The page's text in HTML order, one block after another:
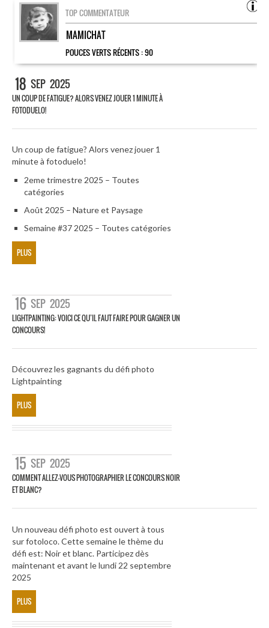
TOP COMMENTATEUR
MAMICHAT
POUCES VERTS RÉCENTS :90
18 SEP 2025
UN COUP DE FATIGUE? ALORS VENEZ JOUER 1 MINUTE À
FOTODUELO!
Un coup de fatigue? Alors venez jouer 1
minute à fotoduelo!
2eme trimestre 2025 – Toutes
catégories
Août 2025 – Nature et Paysage
Semaine #37 2025 – Toutes catégories
PLUS
16 SEP 2025
LIGHTPAINTING: VOICI CE QU’IL FAUT FAIRE POUR GAGNER UN
CONCOURS!
Découvrez les gagnants du défi photo
Lightpainting
PLUS
15 SEP 2025
COMMENT ALLEZ-VOUS PHOTOGRAPHIER LE CONCOURS NOIR
ET BLANC?
Un nouveau défi photo est ouvert à tous
sur fotoloco. Cette semaine le thème du
défi est: Noir et blanc. Participez dès
maintenant et avant le lundi 22 septembre
2025
PLUS